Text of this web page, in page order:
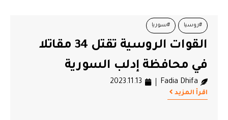
#روسيا #سوريا
القوات الروسية تقتل 34 مقاتلا
في محافظة إدلب السورية
Fadia Dhifa
2023.11.13
اقرأ المزيد